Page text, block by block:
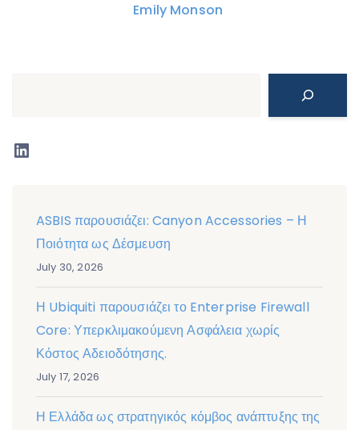
navigationEmily Monson
LinkedIn
ASBIS παρουσιάζει: Canyon Accessories – Η
Ποιότητα ως Δέσμευση
July 30, 2026
Η Ubiquiti παρουσιάζει το Enterprise Firewall
Core: Υπερκλιμακούμενη Ασφάλεια χωρίς
Κόστος Αδειοδότησης.
July 17, 2026
Η Ελλάδα ως στρατηγικός κόμβος ανάπτυξης της